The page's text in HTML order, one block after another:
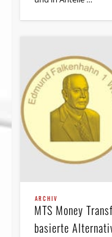
ARCHIV
MTS Money
basierte